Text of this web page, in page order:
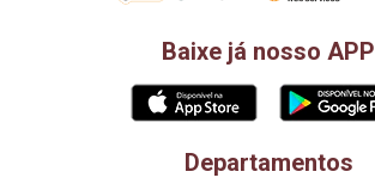
Baixe já nosso APP
Departamentos